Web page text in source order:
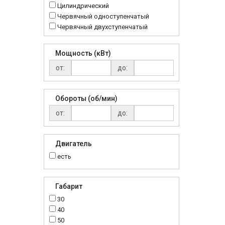
Цилиндрический
Червячный одноступенчатый
Червячный двухступенчатый
Мощность (кВт)
от:
до:
Обороты (об/мин)
от:
до:
Двигатель
есть
Габарит
30
40
50